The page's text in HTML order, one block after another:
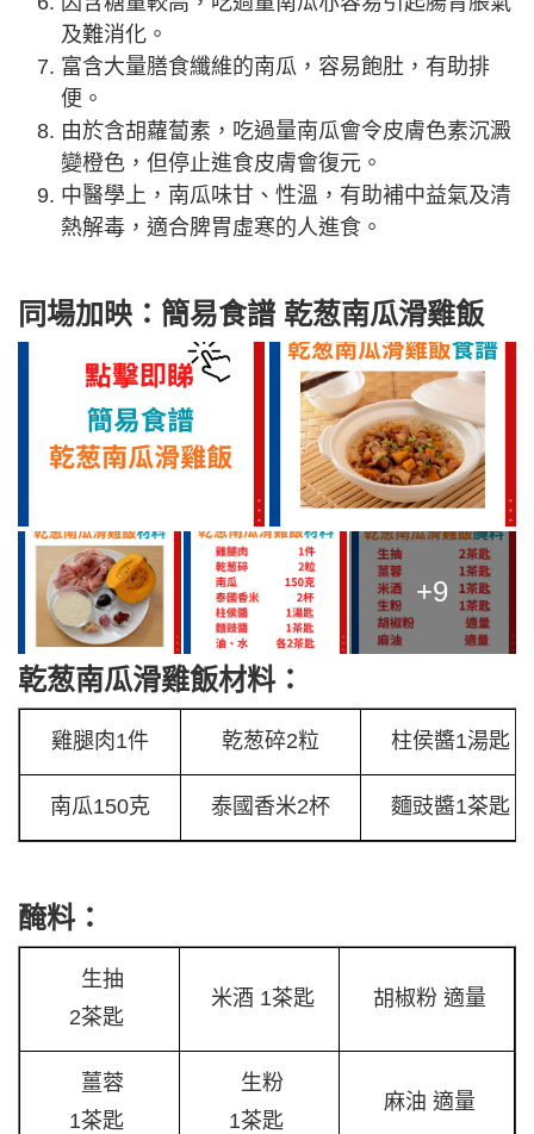
及難消化。
富含大量膳食纖維的南瓜，容易飽肚，有助排
便。
由於含胡蘿蔔素，吃過量南瓜會令皮膚色素沉澱
變橙色，但停止進食皮膚會復元。
中醫學上，南瓜味甘、性溫，有助補中益氣及清
熱解毒，適合脾胃虛寒的人進食。
同場加映：簡易食譜 乾葱南瓜滑雞飯
+9
乾葱南瓜滑雞飯材料：
雞腿肉1件 乾葱碎2粒 柱侯醬1湯匙
南瓜150克 泰國香米2杯 麵豉醬1茶匙
醃料：
生抽
2茶匙
米酒 1茶匙 胡椒粉 適量
薑蓉
1茶匙
生粉
1茶匙
麻油 適量